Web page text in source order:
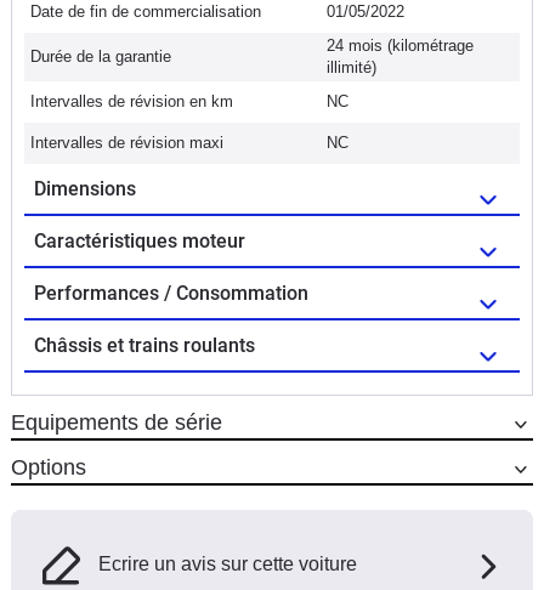
Date de fin de commercialisation 01/05/2022
Durée de la garantie
24 mois (kilométrage
illimité)
Intervalles de révision en km
NC
Intervalles de révision maxi NC
Dimensions
Caractéristiques moteur
Performances / Consommation
Châssis et trains roulants
Equipements de série
Options
Ecrire un avis sur cette voiture